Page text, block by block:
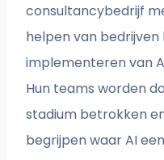
consultancybedrijf
helpen van
implementeren van
Hun teams worden
stadium betrokken
begrijpen waar AI